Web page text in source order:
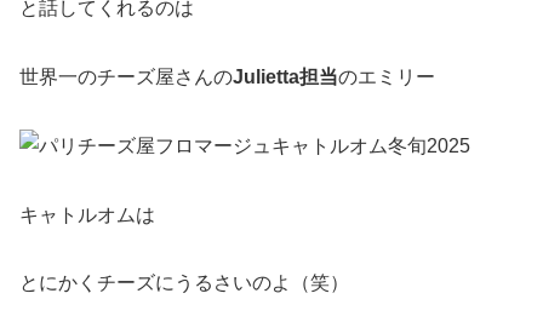
と話してくれるのは
世界一のチーズ屋さんのJulietta担当のエミリー
キャトルオムは
とにかくチーズにうるさいのよ（笑）